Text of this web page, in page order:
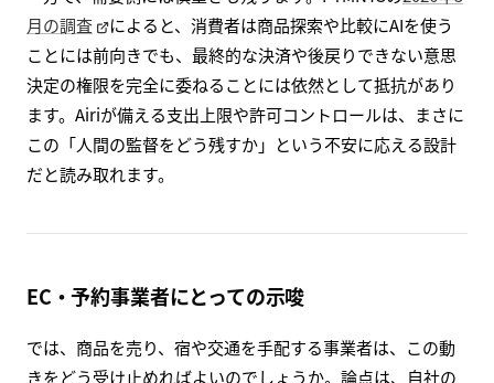
月の調査
によると、消費者は商品探索や比較にAIを使う
ことには前向きでも、最終的な決済や後戻りできない意思
決定の権限を完全に委ねることには依然として抵抗があり
ます。Airiが備える支出上限や許可コントロールは、まさに
この「人間の監督をどう残すか」という不安に応える設計
だと読み取れます。
EC・予約事業者にとっての示唆
では、商品を売り、宿や交通を手配する事業者は、この動
きをどう受け止めればよいのでしょうか。論点は、自社の